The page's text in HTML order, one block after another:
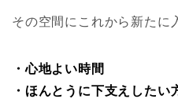
その空間にこれから新たに
・心地よい時間
・ほんとうに下支えしたい